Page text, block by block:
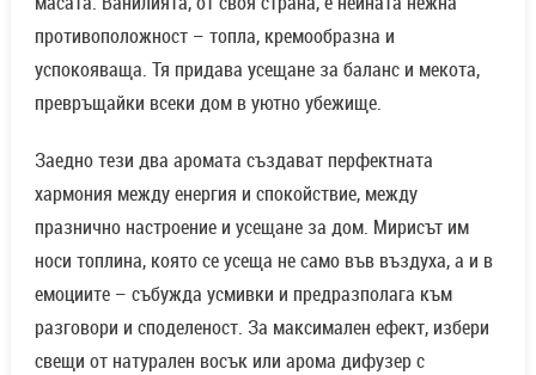
противоположност – топла, кремообразна и
успокояваща. Тя придава усещане за баланс и мекота,
превръщайки всеки дом в уютно убежище.
Заедно тези два аромата създават перфектната
хармония между енергия и спокойствие, между
празнично настроение и усещане за дом. Мирисът им
носи топлина, която се усеща не само във въздуха, а и в
емоциите – събужда усмивки и предразполага към
разговори и споделеност. За максимален ефект, избери
свещи от натурален восък или арома дифузер с